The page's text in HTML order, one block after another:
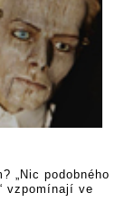
„Nic podobného
vzpomínají ve